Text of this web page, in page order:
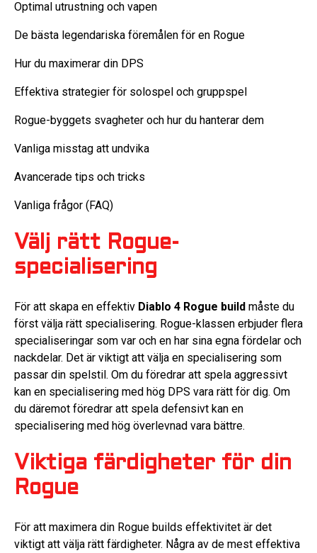
Optimal utrustning och vapen
De bästa legendariska föremålen för en Rogue
Hur du maximerar din DPS
Effektiva strategier för solospel och gruppspel
Rogue-byggets svagheter och hur du hanterar dem
Vanliga misstag att undvika
Avancerade tips och tricks
Vanliga frågor (FAQ)
Välj rätt Rogue-
specialisering
För att skapa en effektiv Diablo 4 Rogue build måste du
först välja rätt specialisering. Rogue-klassen erbjuder flera
specialiseringar som var och en har sina egna fördelar och
nackdelar. Det är viktigt att välja en specialisering som
passar din spelstil. Om du föredrar att spela aggressivt
kan en specialisering med hög DPS vara rätt för dig. Om
du däremot föredrar att spela defensivt kan en
specialisering med hög överlevnad vara bättre.
Viktiga färdigheter för din
Rogue
För att maximera din Rogue builds effektivitet är det
viktigt att välja rätt färdigheter. Några av de mest effektiva